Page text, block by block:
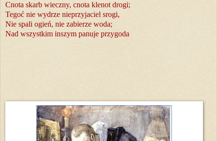
Cnota skarb wieczny, cnota klenot drogi;
Tegoć nie wydrze nieprzyjaciel srogi,
Nie spali ogień, nie zabierze woda;
Nad wszystkim inszym panuje przygoda